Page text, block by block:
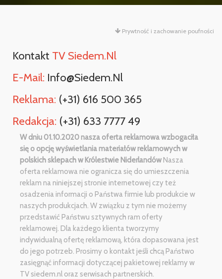
Prywtność i zachowanie poufności
Kontakt TV Siedem.nl
E-Mail: Info@siedem.nl
Reklama: (+31) 616 500 365
Redakcja: (+31) 633 7777 49
W dniu 01.10.2020 nasza oferta reklamowa wzbogaciła
się o opcję wyświetlania materiałów reklamowych w
polskich sklepach w Królestwie NiderlandówNasza
oferta reklamowa nie ogranicza się do umieszczenia
reklam na niniejszej stronie internetowej czy też
osadzenia informacji o Państwa firmie lub produkcie w
naszych produkcjach. W związku z tym nie możemy
przedstawić Państwu sztywnych ram oferty
reklamowej. Dla każdego klienta tworzymy
indywidualną ofertę reklamową, która dopasowana jest
do jego potrzeb. Prosimy o kontakt jeśli chcą Państwo
zasięgnąć informacji dotyczącej pakietowej reklamy w
TV siedem.nl oraz serwisach partnerskich.